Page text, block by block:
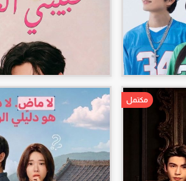
مكتمل